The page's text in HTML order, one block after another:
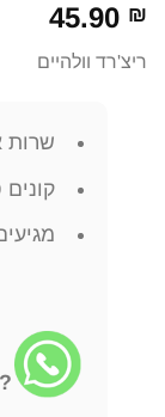
45.90 ₪
ריצ'רד וולהיים
שרות
?